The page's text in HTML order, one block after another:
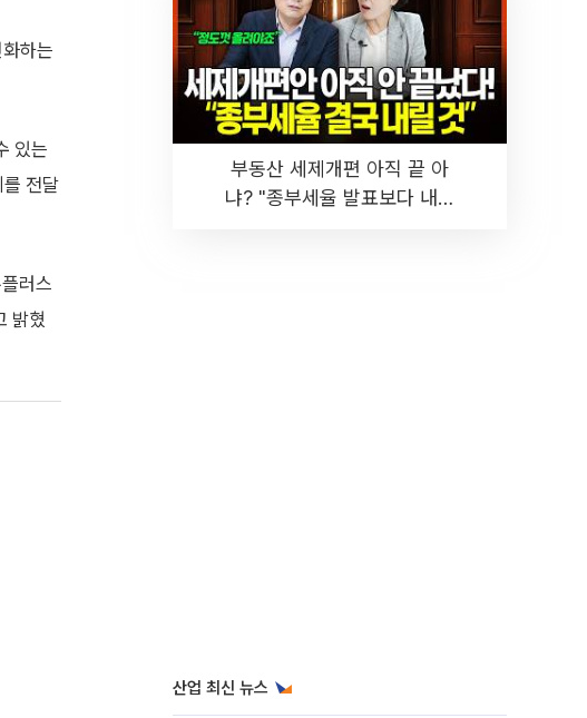
하는
있는
전달
러스
밝혔
부동산 세제개편 아직 끝 아
냐? "종부세율 발표보다 내릴
산업 최신 뉴스